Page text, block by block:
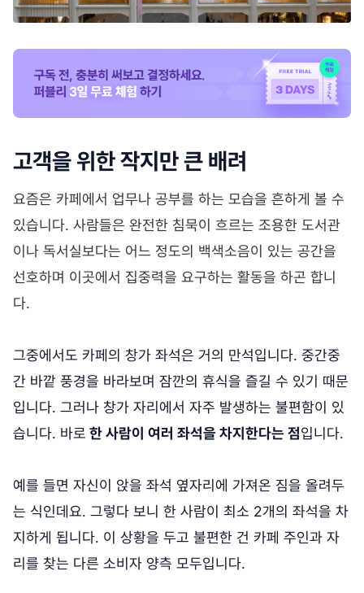
고객을 위한 작지만 큰 배려
요즘은 카페에서 업무나 공부를 하는 모습을 흔하게 볼 수
있습니다. 사람들은 완전한 침묵이 흐르는 조용한 도서관
이나 독서실보다는 어느 정도의 백색소음이 있는 공간을
선호하며 이곳에서 집중력을 요구하는 활동을 하곤 합니
다.
그중에서도 카페의 창가 좌석은 거의 만석입니다. 중간중
간 바깥 풍경을 바라보며 잠깐의 휴식을 즐길 수 있기 때문
입니다. 그러나 창가 자리에서 자주 발생하는 불편함이 있
습니다. 바로 한 사람이 여러 좌석을 차지한다는 점입니다.
예를 들면 자신이 앉을 좌석 옆자리에 가져온 짐을 올려두
는 식인데요. 그렇다 보니 한 사람이 최소 2개의 좌석을 차
지하게 됩니다. 이 상황을 두고 불편한 건 카페 주인과 자
리를 찾는 다른 소비자 양측 모두입니다.